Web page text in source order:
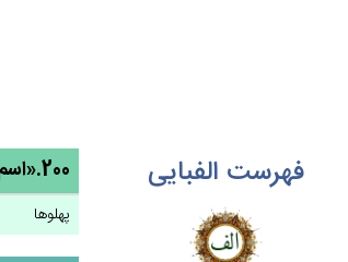
فهرست الفبایی 200.«اسم» جُنُوبُ [3] ← جنب
پهلوها